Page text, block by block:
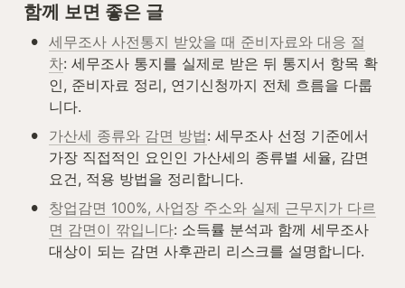
함께 보면 좋은 글
• 세무조사 사전통지 받았을 때 준비자료와 대응 절
차: 세무조사 통지를 실제로 받은 뒤 통지서 항목 확
인, 준비자료 정리, 연기신청까지 전체 흐름을 다룹
니다.
• 가산세 종류와 감면 방법: 세무조사 선정 기준에서
가장 직접적인 요인인 가산세의 종류별 세율, 감면
요건, 적용 방법을 정리합니다.
•
창업감면 100%, 사업장 주소와 실제 근무지가 다르
면 감면이 깎입니다: 소득률 분석과 함께 세무조사
대상이 되는 감면 사후관리 리스크를 설명합니다.